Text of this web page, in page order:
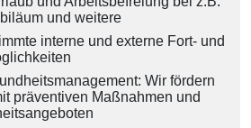
und weitere
interne und externe Fort- und
Wir fördern
präventiven Maßnahmen und